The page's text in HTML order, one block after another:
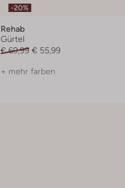
-20%
Rehab
Gürtel
€ 69,99 € 55,99
+ mehr farben